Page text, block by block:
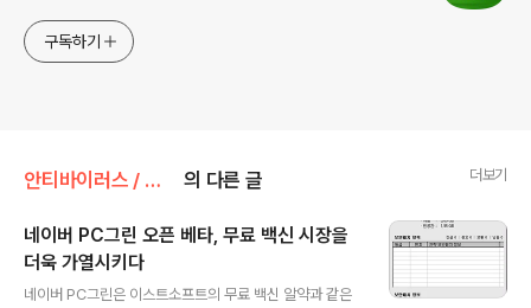
구독하기
안티바이러스 / 보안 의 다른 글 더보기
네이버 PC그린 오픈 베타, 무료 백신 시장을
더욱 가열시키다
네이버 PC그린은 이스트소프트의 무료 백신 알약과 같은